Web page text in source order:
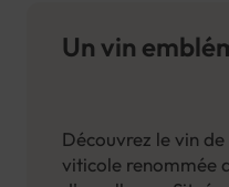
Un vin
Découvrez le vin
viticole renommée